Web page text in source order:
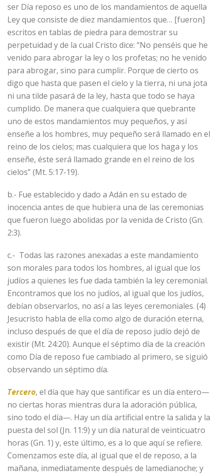
ser Día reposo es uno de los mandamientos de aquella
Ley que consiste de diez mandamientos que… [fueron]
escritos en tablas de piedra para demostrar su
perpetuidad y de la cual Cristo dice: “No penséis que he
venido para abrogar la ley o los profetas; no he venido
para abrogar, sino para cumplir. Porque de cierto os
digo que hasta que pasen el cielo y la tierra, ni una jota
ni una tilde pasará de la ley, hasta que todo se haya
cumplido. De manera que cualquiera que quebrante
uno de estos mandamientos muy pequeños, y así
enseñe a los hombres, muy pequeño será llamado en el
reino de los cielos; mas cualquiera que los haga y los
enseñe, éste será llamado grande en el reino de los
cielos” (Mt. 5:17-19).
b.- Fue establecido y dado a Adán en su estado de
inocencia antes de que hubiera una de las ceremonias
que fueron luego abolidas por la venida de Cristo (Gn.
2:3).
c.- Todas las razones anexadas a este mandamiento
son morales para todos los hombres, al igual que los
judíos a quienes les fue dada también la ley ceremonial.
Encontramos que los no judíos, al igual que los judíos,
debían observarlos, no así a las leyes ceremoniales. (4)
Jesucristo habla de ella como algo de duración eterna,
incluso después de que el día de reposo judío dejó de
existir (Mt. 24:20). Aunque el séptimo día de la creación
como Día de reposo fue cambiado al primero, se siguió
observando un séptimo día.
Tercero, el día que hay que santificar es un día entero—
no ciertas horas mientras dura la adoración pública,
sino todo el día—. Hay un día artificial entre la salida y la
puesta del sol (Jn. 11:9) y un día natural de veinticuatro
horas (Gn. 1) y, este último, es a lo que aquí se refiere.
Comenzamos este día, al igual que el de reposo, a la
mañana, inmediatamente después de lamedianoche; y